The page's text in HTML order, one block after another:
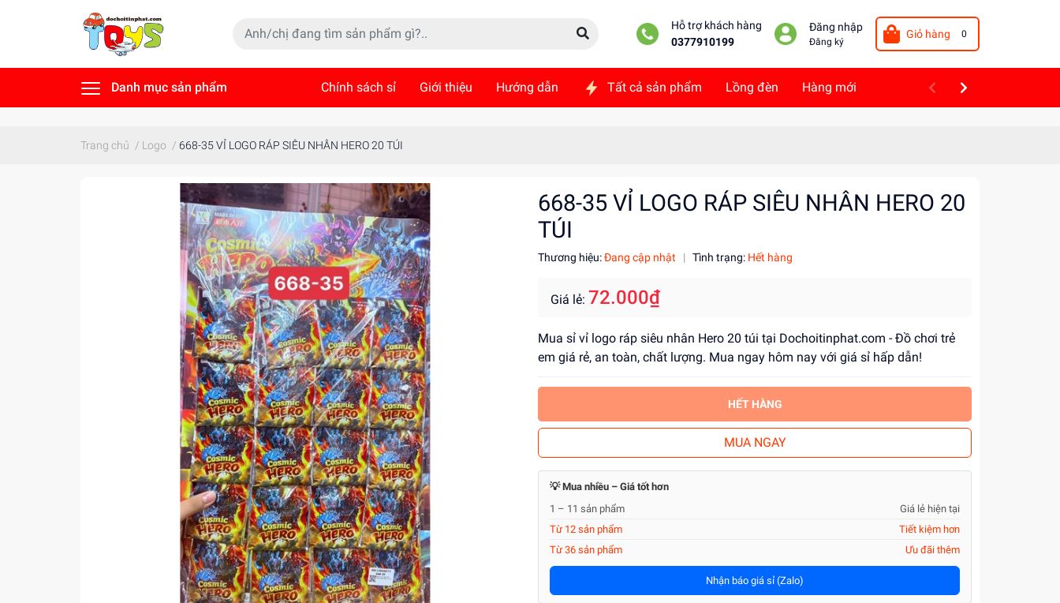
Hỗ trợ khách hàng
0377910199
Đăng nhập
Đăng ký
Giỏ hàng 0
Danh mục sản phẩm Chính sách sỉ Giới thiệu Hướng dẫn Tất cả sản phẩm Lồng đèn Hàng mới
Trang chủ / Logo / 668-35 VỈ LOGO RÁP SIÊU NHÂN HERO 20 TÚI
668-35 VỈ LOGO RÁP SIÊU NHÂN HERO 20
TÚI
Thương hiệu:Đang cập nhật | Tình trạng: Hết hàng
Giá lẻ: 72.000₫
Mua sỉ vỉ logo ráp siêu nhân Hero 20 túi tại Dochoitinphat.com - Đồ chơi trẻ
em giá rẻ, an toàn, chất lượng. Mua ngay hôm nay với giá sỉ hấp dẫn!
HẾT HÀNG
MUA NGAY
💡 Mua nhiều – Giá tốt hơn
1 – 11 sản phẩm
Giá lẻ hiện tại
Từ 12 sản phẩm
Tiết kiệm hơn
Từ 36 sản phẩm
Ưu đãi thêm
Nhận báo giá sỉ (Zalo)